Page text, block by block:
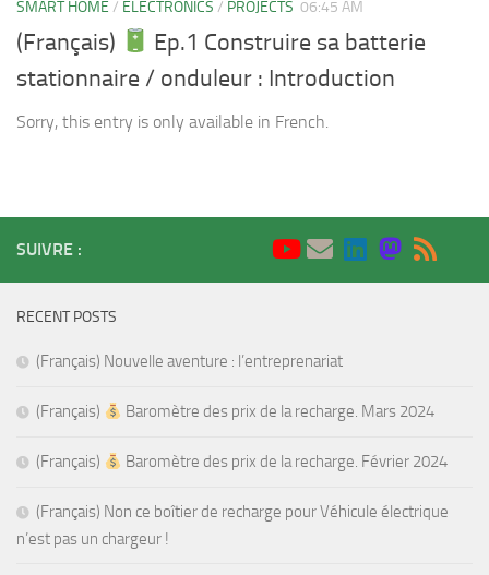
SMART HOME / ELECTRONICS / PROJECTS 06:45 AM
(Français)
Ep.1 Construire sa batterie
stationnaire / onduleur : Introduction
Sorry, this entry is only available in French.
SUIVRE :
RECENT POSTS
(Français) Nouvelle aventure : l’entreprenariat
(Français) Baromètre des prix de la recharge. Mars 2024
(Français) Baromètre des prix de la recharge. Février 2024
(Français) Non ce boîtier de recharge pour Véhicule électrique
n’est pas un chargeur !